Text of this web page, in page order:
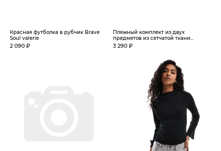
Красная футболка в рубчик Brave
Soul valerie
2 090 ₽
Пляжный комплект из двух
предметов из сетчатой ткани...
3 290 ₽